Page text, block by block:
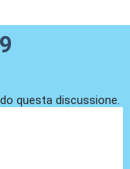
questa discussione.